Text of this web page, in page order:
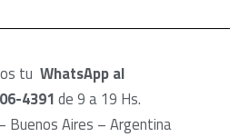
tu WhatsApp al
4391 de 9 a 19 Hs.
Buenos Aires – Argentina